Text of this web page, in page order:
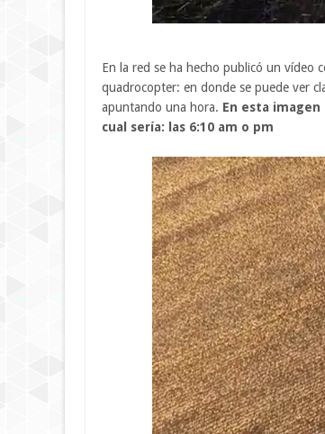
En la red se ha hecho publicó un vídeo
quadrocopter: en donde se puede ver
apuntando una hora. En esta
cual sería: las 6:10 am o pm